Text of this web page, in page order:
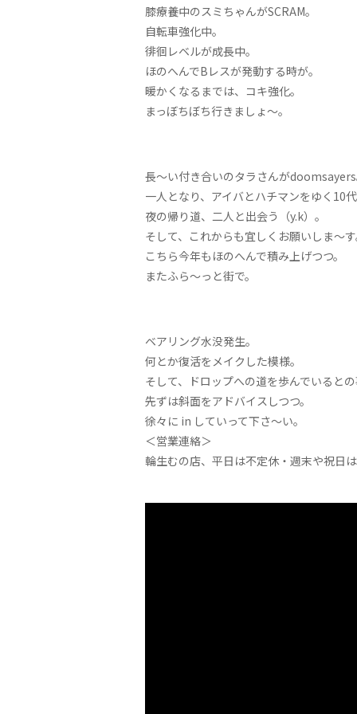
膝療養中のスミちゃんがSCRAM。
自転車強化中。
徘徊レベルが成長中。
ほのへんでBレスが発動する時が。
暖かくなるまでは、コキ強化。
まっぼちぼち行きましょ〜。
長〜い付き合いのタラさんがdoomsayers
一人となり、アイバとハチマンをゆく10代
夜の帰り道、二人と出会う（y.k）。
そして、これからも宜しくお願いしま〜す
こちら今年もほのへんで積み上げつつ。
またふら〜っと街で。
ベアリング水没発生。
何とか復活をメイクした模様。
そして、ドロップへの道を歩んでいるとの
先ずは斜面をアドバイスしつつ。
徐々に in していって下さ～い。
＜営業連絡＞
輪生むの店、平日は不定休・週末や祝日は